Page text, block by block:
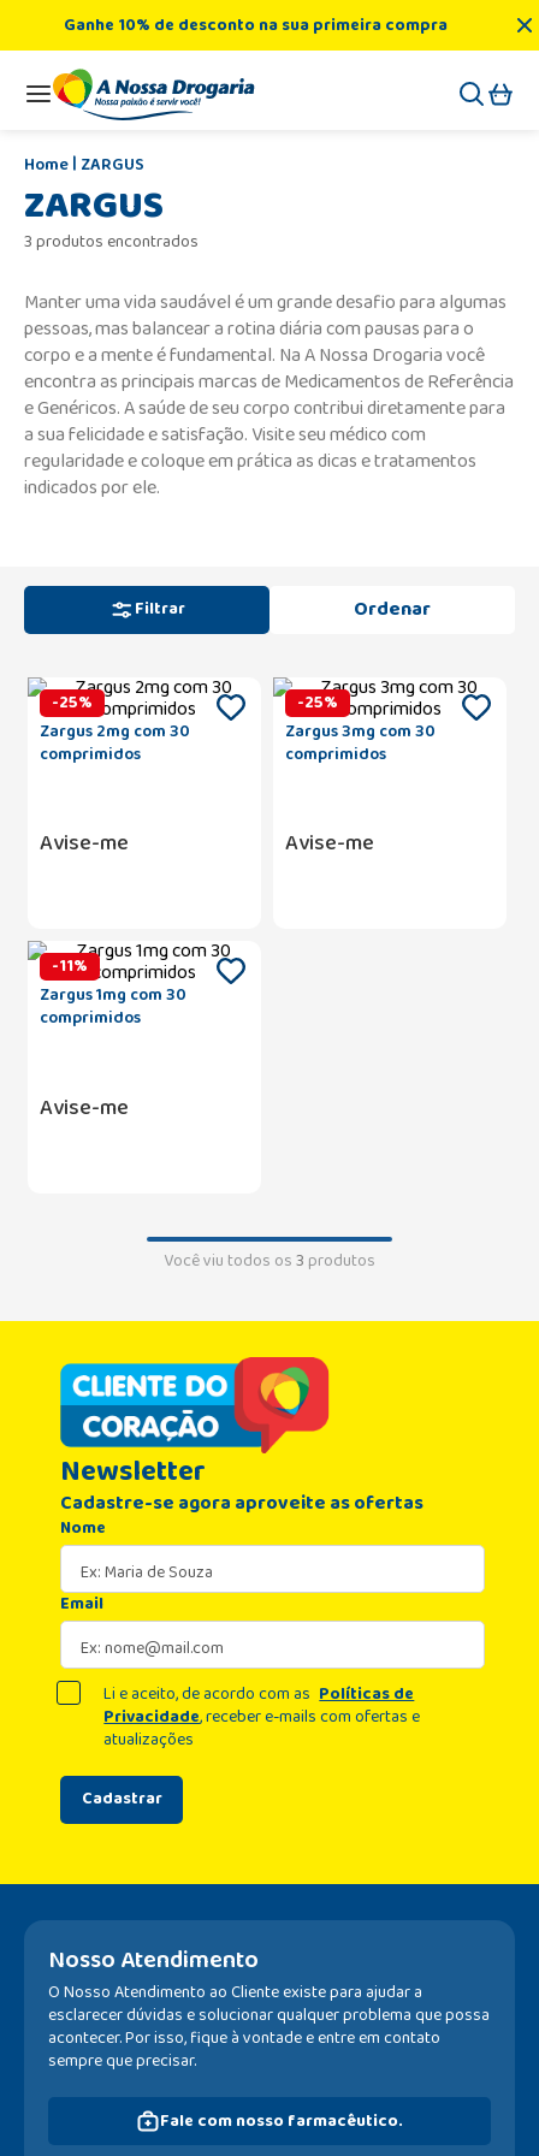
Ganhe 10% de desconto na sua primeira compra
ZARGUS
ZARGUS
3 produtos encontrados
Manter uma vida saudável é um grande desafio para algumas
pessoas, mas balancear a rotina diária com pausas para o
corpo e a mente é fundamental. Na A Nossa Drogaria você
encontra as principais marcas de Medicamentos de Referência
e Genéricos. A saúde de seu corpo contribui diretamente para
a sua felicidade e satisfação. Visite seu médico com
regularidade e coloque em prática as dicas e tratamentos
indicados por ele.
Filtrar
-25%
Zargus 2mg com 30
comprimidos
Avise-me
-25%
Zargus 3mg com 30
comprimidos
Avise-me
-11%
Zargus 1mg com 30
comprimidos
Avise-me
Você viu todos os3produtos
Newsletter
Cadastre-se agora aproveite as ofertas
Nome
Email
Cadastrar
Li e aceito, de acordo com as Políticas de
Privacidade, receber e-mails com ofertas e
atualizações
Nosso Atendimento
O Nosso Atendimento ao Cliente existe para ajudar a
esclarecer dúvidas e solucionar qualquer problema que possa
acontecer. Por isso, fique à vontade e entre em contato
sempre que precisar.
Fale com nosso farmacêutico.